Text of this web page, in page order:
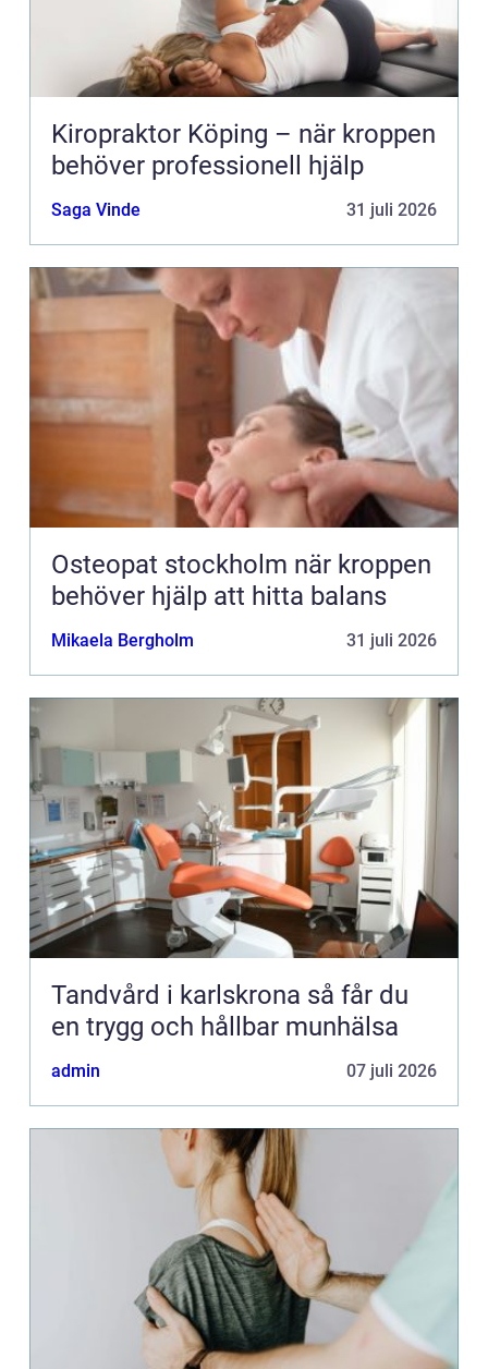
Kiropraktor Köping – när kroppen
behöver professionell hjälp
Saga Vinde 31 juli 2026
Osteopat stockholm när kroppen
behöver hjälp att hitta balans
Mikaela Bergholm 31 juli 2026
Tandvård i karlskrona så får du
en trygg och hållbar munhälsa
admin 07 juli 2026